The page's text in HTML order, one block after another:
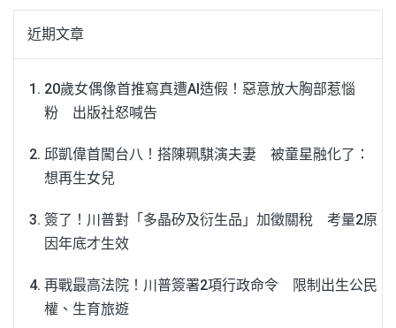
近期文章
20歲女偶像首推寫真遭AI造假！惡意放大胸部惹惱
粉 出版社怒喊告
邱凱偉首闖台八！搭陳珮騏演夫妻 被童星融化了：
想再生女兒
簽了！川普對「多晶矽及衍生品」加徵關稅 考量2原
因年底才生效
再戰最高法院！川普簽署2項行政命令 限制出生公民
權、生育旅遊